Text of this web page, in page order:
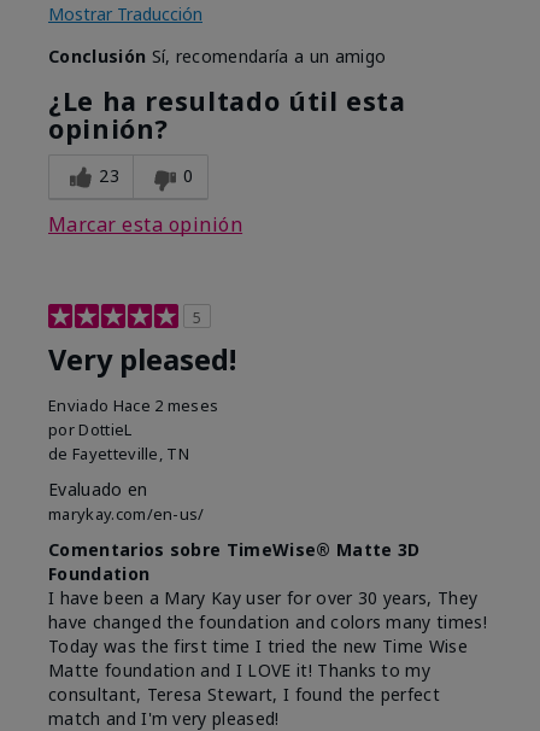
Mostrar Traducción
Conclusión Sí, recomendaría a un amigo
¿Le ha resultado útil esta
opinión?
23 0
Marcar esta opinión
5
Very pleased!
Enviado Hace 2 meses
por DottieL
de Fayetteville, TN
Evaluado en
marykay.com/en-us/
Comentarios sobre TimeWise® Matte 3D
Foundation
I have been a Mary Kay user for over 30 years, They
have changed the foundation and colors many times!
Today was the first time I tried the new Time Wise
Matte foundation and I LOVE it! Thanks to my
consultant, Teresa Stewart, I found the perfect
match and I'm very pleased!